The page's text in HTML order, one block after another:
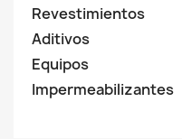
Revestimientos
Aditivos
Equipos
Impermeabilizantes